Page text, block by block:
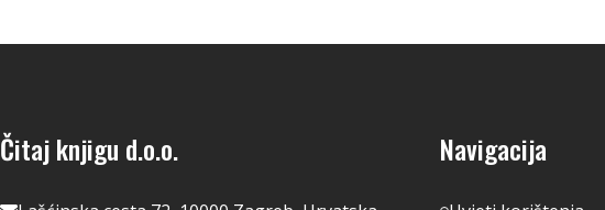
Čitaj knjigu d.o.o. Navigacija